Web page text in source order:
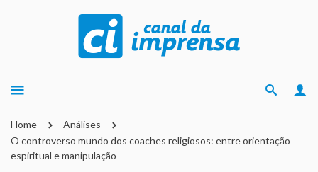
Home
Análises
O controverso mundo dos coaches religiosos: entre orientação
espiritual e manipulação